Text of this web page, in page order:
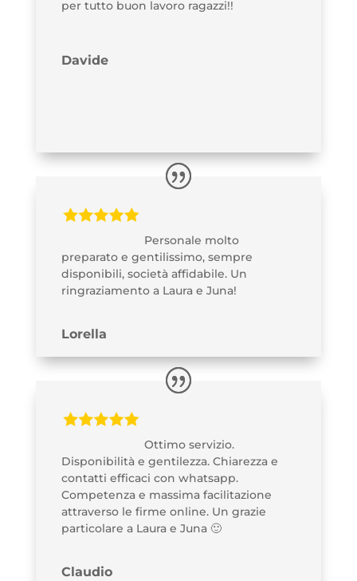
per tutto buon lavoro ragazzi!!
Davide
Personale molto
preparato e gentilissimo, sempre
disponibili, società affidabile. Un
ringraziamento a Laura e Juna!
Lorella
Ottimo servizio.
Disponibilità e gentilezza. Chiarezza e
contatti efficaci con whatsapp.
Competenza e massima facilitazione
attraverso le firme online. Un grazie
particolare a Laura e Juna 🙂
Claudio